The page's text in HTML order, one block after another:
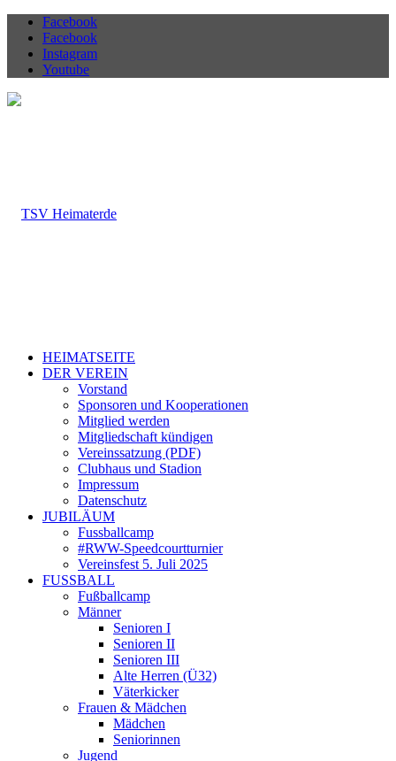
Facebook
Facebook
Instagram
Youtube
HEIMATSEITE
DER VEREIN
Vorstand
Sponsoren und Kooperationen
Mitglied werden
Mitgliedschaft kündigen
Vereinssatzung (PDF)
Clubhaus und Stadion
Impressum
Datenschutz
JUBILÄUM
Fussballcamp
#RWW-Speedcourtturnier
Vereinsfest 5. Juli 2025
FUSSBALL
Fußballcamp
Männer
Senioren I
Senioren II
Senioren III
Alte Herren (Ü32)
Väterkicker
Frauen & Mädchen
Mädchen
Seniorinnen
Jugend